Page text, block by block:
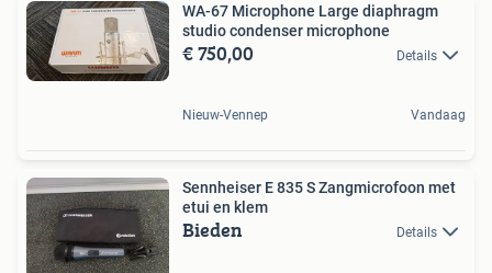
WA-67 Microphone Large diaphragm
studio condenser microphone
€ 750,00 Details
Nieuw-Vennep Vandaag
Sennheiser E 835 S Zangmicrofoon met
etui en klem
Bieden Details